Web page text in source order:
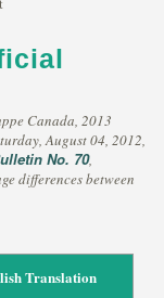
Canada, 2013
August 04, 2012,
No. 70,
differences between
Translation